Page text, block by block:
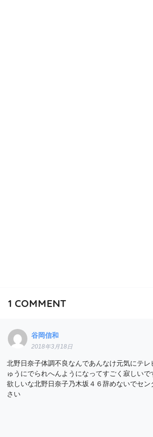
1 COMMENT
谷岡信和
2018年3月18日
北野日奈子体調不良なんであんなけ元気にテレ
ゅうにでられへんようになってすごく寂しいで
欲しいな北野日奈子乃木坂４６辞めないでセ
さい